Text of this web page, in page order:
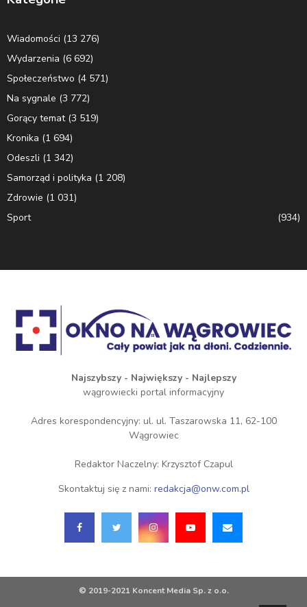
Wiadomości (13 276)
Wydarzenia (6 692)
Społeczeństwo (4 571)
Na sygnale (3 772)
Gorący temat(3 519)
Kronika (1 694)
Odeszli (1 342)
Samorząd i polityka (1 208)
Zdrowie (1 031)
Sport
(934)
Najszybszy - Największy - Najlepszy
wągrowiecki portal informacyjny
Adres korespondencyjny: ul. ul. Taszarowska 11, 62-100
Wągrowiec
Redaktor Naczelny: Krzysztof Czapul
Skontaktuj się z nami: redakcja@onw.com.pl
© 2019-2021 Koncent Media Sp. z o.o.